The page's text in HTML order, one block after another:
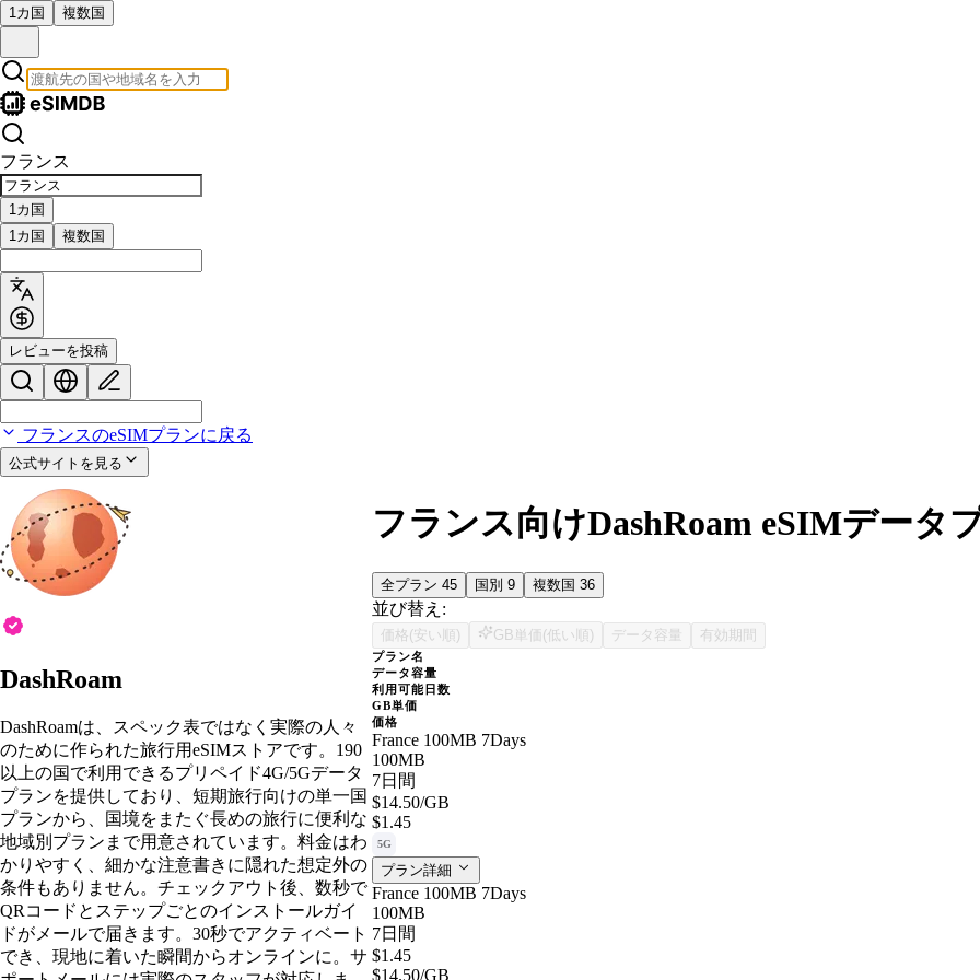
1カ国 複数国
フランス
1カ国
1カ国
複数国
レビューを投稿
フランスのeSIMプランに戻る
公式サイトを見る
DashRoam
DashRoamは、スペック表ではなく実際の人々
のために作られた旅行用eSIMストアです。190
以上の国で利用できるプリペイド4G/5Gデータ
プランを提供しており、短期旅行向けの単一国
プランから、国境をまたぐ長めの旅行に便利な
地域別プランまで用意されています。料金はわ
かりやすく、細かな注意書きに隠れた想定外の
条件もありません。チェックアウト後、数秒で
QRコードとステップごとのインストールガイ
ドがメールで届きます。30秒でアクティベート
でき、現地に着いた瞬間からオンラインに。サ
フランス向けDashRoam eSIMデータ
全プラン 45 国別 9 複数国 36
並び替え:
価格(安い順) GB単価(低い順) データ容量 有効期間
プラン名
データ容量
利用可能日数
GB単価
価格
France 100MB 7Days
100MB
7日間
$14.50/GB
$1.45
5G
プラン詳細
France 100MB 7Days
100MB
7日間
$1.45
$14.50/GB